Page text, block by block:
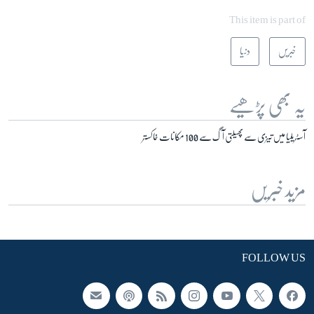
This item is part of
خبریں دنیا
یہ بھی پڑھیے
آسٹریلیا میں تیزی سے پھیلتی آگ سے 100 مکانات خاکستر
مزید خبریں
FOLLOW US